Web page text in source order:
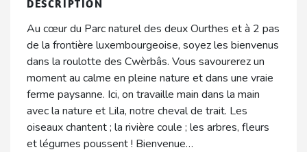
DESCRIPTION
Au cœur du Parc naturel des deux Ourthes et à 2 pas
de la frontière luxembourgeoise, soyez les bienvenus
dans la roulotte des Cwèrbâs. Vous savourerez un
moment au calme en pleine nature et dans une vraie
ferme paysanne. Ici, on travaille main dans la main
avec la nature et Lila, notre cheval de trait. Les
oiseaux chantent ; la rivière coule ; les arbres, fleurs
et légumes poussent ! Bienvenue…